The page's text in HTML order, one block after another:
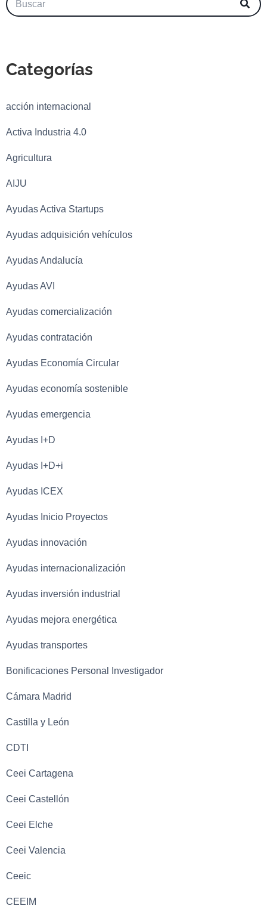
Categorías
acción internacional
Activa Industria 4.0
Agricultura
AIJU
Ayudas Activa Startups
Ayudas adquisición vehículos
Ayudas Andalucía
Ayudas AVI
Ayudas comercialización
Ayudas contratación
Ayudas Economía Circular
Ayudas economía sostenible
Ayudas emergencia
Ayudas I+D
Ayudas I+D+i
Ayudas ICEX
Ayudas Inicio Proyectos
Ayudas innovación
Ayudas internacionalización
Ayudas inversión industrial
Ayudas mejora energética
Ayudas transportes
Bonificaciones Personal Investigador
Cámara Madrid
Castilla y León
CDTI
Ceei Cartagena
Ceei Castellón
Ceei Elche
Ceei Valencia
Ceeic
CEEIM